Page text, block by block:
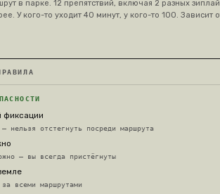
в парке. 12 препятствий, включая 2 разных
У кого-то уходит 40 минут, у кого-то 100. Зависит
фиксации
нельзя отстегнуть посреди маршрута
— вы всегда пристёгнуты
всеми маршрутами